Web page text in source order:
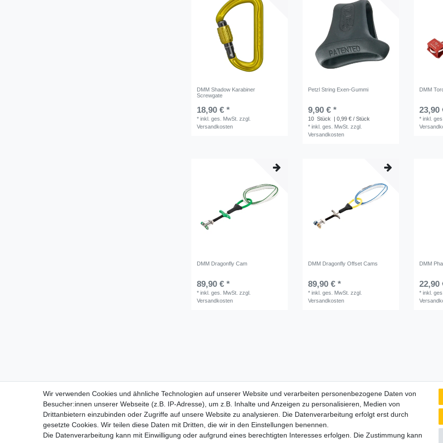
DMM Shadow Karabiner
Screwgate
18,90 € *
*inkl. ges. MwSt. zzgl.
Versandkosten
Petzl String Exen-Gummi
9,90 € *
10 Stück
| 0,99 € / Stück
*inkl. ges. MwSt. zzgl.
Versandkosten
DMM
23,90
*inkl.
DMM Dragonfly Cam
89,90 € *
*inkl. ges. MwSt. zzgl.
Versandkosten
DMM Dragonfly Offset Cams
89,90 € *
*inkl. ges. MwSt. zzgl.
Versandkosten
DMM
22,90
*inkl.
Lieferzeit etwa 1 bis 3 Werktage
Wir verwenden Cookies und ähnliche Technologien auf unserer Website und verarbeiten personenbezogene Daten von
Besucher:innen unserer Webseite (z.B. IP-Adresse), um z.B. Inhalte und Anzeigen zu personalisieren, Medien von
Drittanbietern einzubinden oder Zugriffe auf unsere Website zu analysieren. Die Datenverarbeitung erfolgt erst durch
gesetzte Cookies. Wir teilen diese Daten mit Dritten, die wir in den Einstellungen benennen.
Die Datenverarbeitung kann mit Einwilligung oder aufgrund eines berechtigten Interesses erfolgen. Die Zustimmung kann